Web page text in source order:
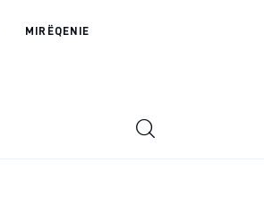
MIRËQENIE